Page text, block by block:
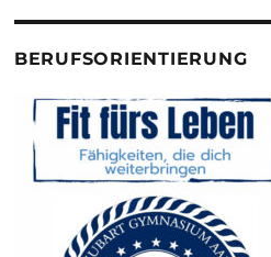
BERUFSORIENTIERUNG